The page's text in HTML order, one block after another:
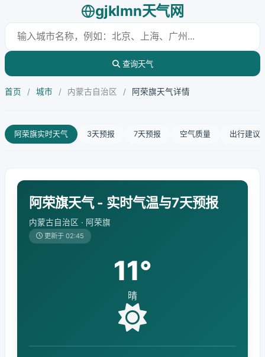
gjklmn天气网
查询天气
首页 / 城市 / 内蒙古自治区 / 阿荣旗天气详情
阿荣旗实时天气 3天预报 7天预报 空气质量 出行建议
阿荣旗天气 - 实时气温与7天预报
内蒙古自治区 · 阿荣旗
更新于 02:45
11°
晴